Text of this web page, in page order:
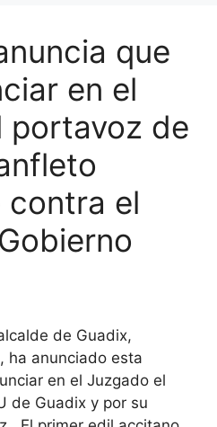
que
en el
portavoz de
contra el
de Guadix,
ha anunciado esta
en el Juzgado el
de Guadix y por su